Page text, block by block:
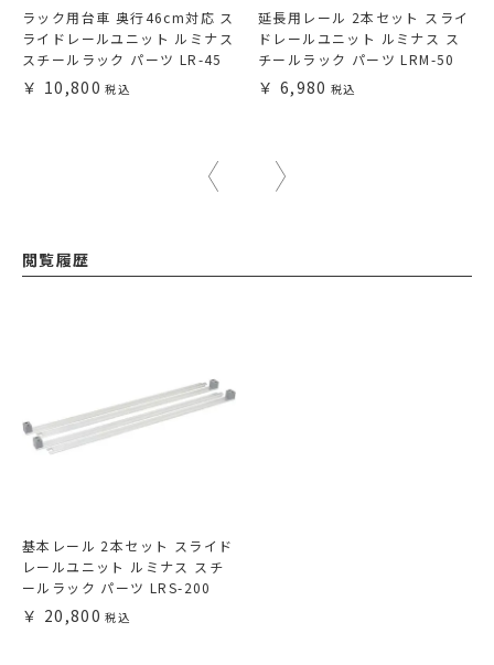
ラック用台車 奥行46cm対応 ス
ライドレールユニット ルミナス
スチールラック パーツ LR-45
10,800
延長用レール 2本セット スライ
ドレールユニット ルミナス ス
チールラック パーツ LRM-50
6,980
閲覧履歴
基本レール 2本セット スライド
レールユニット ルミナス スチ
ールラック パーツ LRS-200
20,800